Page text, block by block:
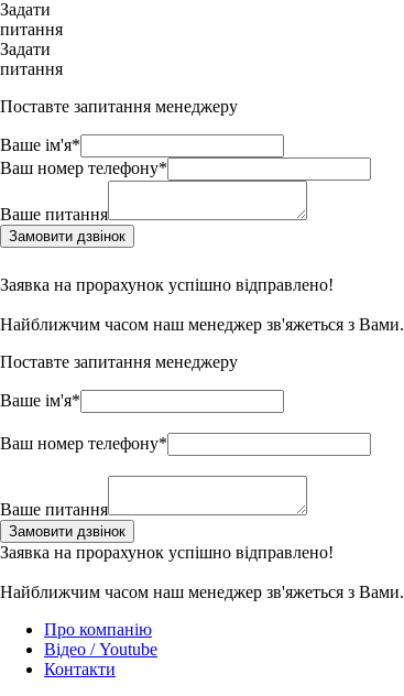
Задати
питання
Задати
питання
Поставте запитання менеджеру
Ваше ім'я*
Ваш номер телефону*
Ваше питання
Замовити дзвінок
Заявка на прорахунок успішно відправлено!
Найближчим часом наш менеджер зв'яжеться з Вами.
Поставте запитання менеджеру
Ваше ім'я*
Ваш номер телефону*
Ваше питання
Замовити дзвінок
Заявка на прорахунок успішно відправлено!
Найближчим часом наш менеджер зв'яжеться з Вами.
Про компанію
Відео / Youtube
Контакти